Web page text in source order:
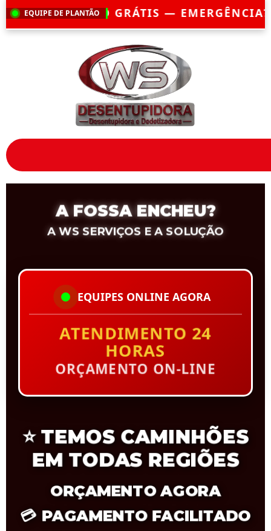
EQUIPE DE PLANTÃO
— EMERGÊNCIA?CHEGAMOS EM ATÉ
A FOSSA ENCHEU?
A WS SERVIÇOS E A SOLUÇÃO
EQUIPES ONLINE AGORA
ATENDIMENTO 24
HORAS
ORÇAMENTO ON-LINE
⭐ TEMOS CAMINHÕES
EM TODAS REGIÕES
ORÇAMENTO AGORA
💳 PAGAMENTO FACILITADO